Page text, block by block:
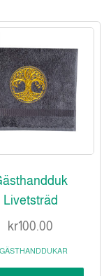
Livetsträd
kr100.00
GÄSTHANDDUKAR